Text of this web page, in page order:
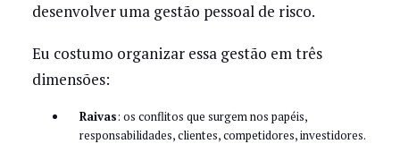
desenvolver uma gestão pessoal de risco.
Eu costumo organizar essa gestão em três
dimensões:
Raivas: os conflitos que surgem nos papéis,
responsabilidades, clientes, competidores, investidores.